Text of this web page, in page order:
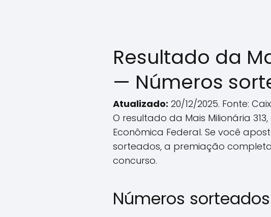
Resultado da
— Números
Atualizado: 20/12/2025. Fonte:
O resultado da Mais Milionária
Econômica Federal. Se você
sorteados, a premiação
concurso.
Números sorteados